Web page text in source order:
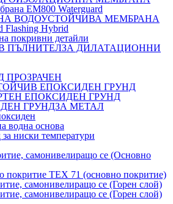
EM800 Waterguard
ВОДОУСТОЙЧИВА МЕМБРАНА
Flashing Hybrid
покривни детайли
ПЪЛНИТЕЛЗА ДИЛАТАЦИОННИ
ПРОЗРАЧЕН
ЕПОКСИДЕН ГРУНД
ЕПОКСИДЕН ГРУНД
ГРУНДЗА МЕТАЛ
водна основа
ниски температури
самонивелиращо се (Основно
покритие TEX 71 (основно покритие)
самонивелиращо се (Горен слой)
самонивелиращо се (Горен слой)